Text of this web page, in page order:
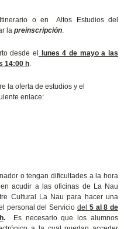
o en Altos Estudios del
lapreinscripción.
desde el
lunes 4 de mayo a las
14:00 h.
la oferta de estudios y el
enlace:
o tengan dificultades a la hora
acudir a las oficinas de La Nau
Cultural La Nau para hacer una
personal del Servicio del 5 al 8 de
.Es necesario que los alumnos